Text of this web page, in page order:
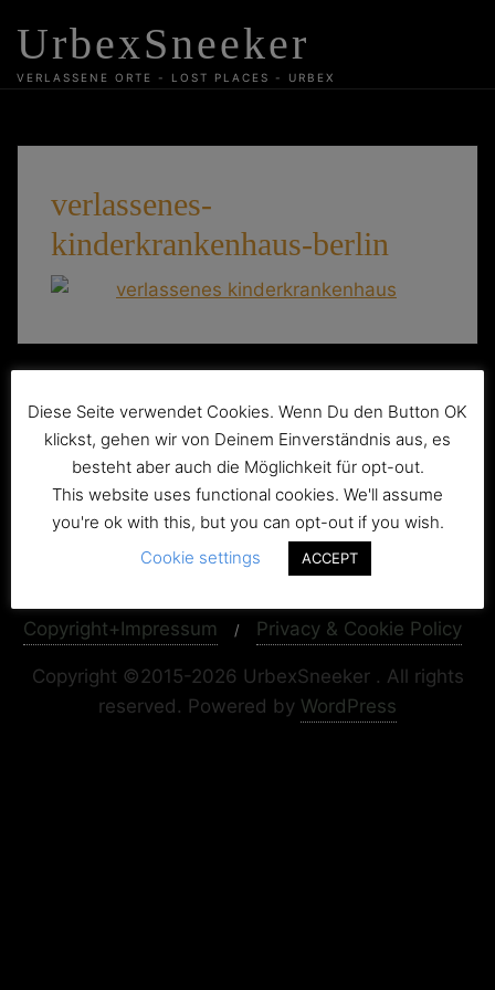
content
UrbexSneeker
VERLASSENE ORTE - LOST PLACES - URBEX
verlassenes-
kinderkrankenhaus-berlin
Beitragsnavigation
Das verlassene Säuglings- und
Kinderkrankenhaus
Copyright+Impressum Privacy & Cookie Policy
Copyright ©2015-2026 UrbexSneeker . All rights
reserved. Powered by WordPress
Diese Seite verwendet Cookies. Wenn Du den Button OK
klickst, gehen wir von Deinem Einverständnis aus, es
besteht aber auch die Möglichkeit für opt-out.
This website uses functional cookies. We'll assume
you're ok with this, but you can opt-out if you wish.
Cookie settings
ACCEPT